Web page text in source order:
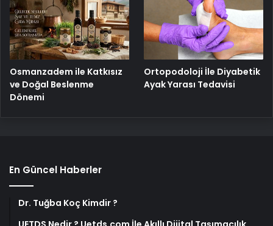
Osmanzadem ile Katkısız
ve Doğal Beslenme
Dönemi
Ortopodoloji İle Diyabetik
Ayak Yarası Tedavisi
En Güncel Haberler
Dr. Tuğba Koç Kimdir ?